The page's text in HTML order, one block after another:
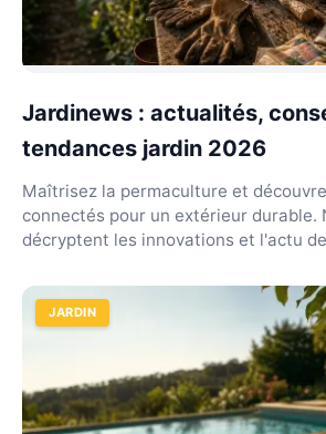
Jardinews : actualités,
tendances jardin 2026
Maîtrisez la permaculture et
connectés pour un extérieur durable.
décryptent les innovations et l'actu
JARDIN